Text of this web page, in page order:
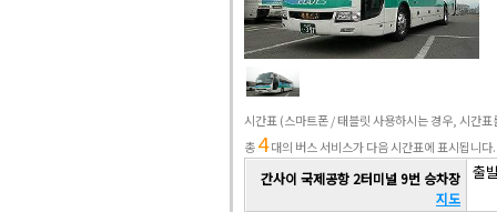
시간표 (스마트폰 / 태블릿 사용하시는 경우, 시간
총4대의 버스 서비스가 다음 시간표에 표시됩니다.
간사이 국제공항 2터미널 9번 승차장
지도
출